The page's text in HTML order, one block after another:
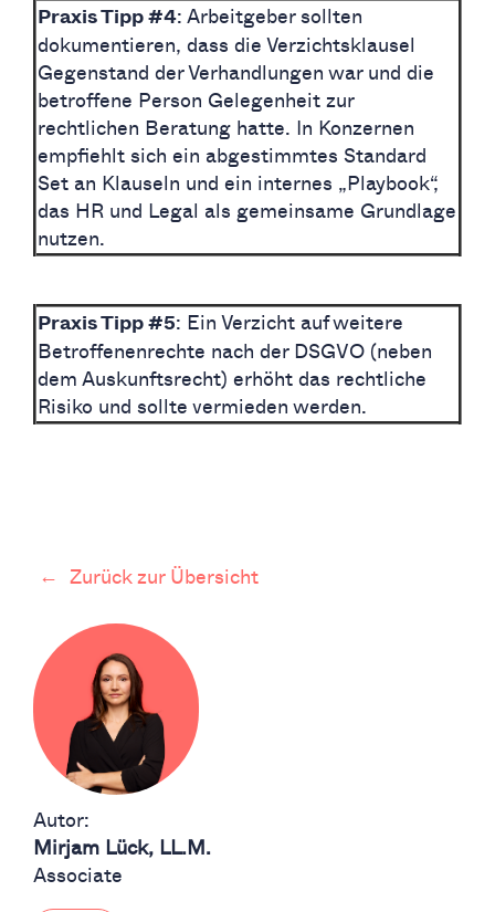
Autor:
Mirjam Lück, LL.M.
Associate
Praxis Tipp #4: Arbeitgeber sollten
dokumentieren, dass die Verzichtsklausel
Gegenstand der Verhandlungen war und die
betroffene Person Gelegenheit zur
rechtlichen Beratung hatte. In Konzernen
empfiehlt sich ein abgestimmtes Standard
Set an Klauseln und ein internes „Playbook“,
das HR und Legal als gemeinsame Grundlage
nutzen.
Praxis Tipp #5: Ein Verzicht auf weitere
Betroffenenrechte nach der DSGVO (neben
dem Auskunftsrecht) erhöht das rechtliche
Risiko und sollte vermieden werden.
← Zurück zur Übersicht